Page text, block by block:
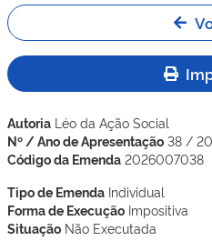
Autoria Léo da Ação Social
Nº / Ano de Apresentação 38 /
Código da Emenda 2026007038
Tipo de Emenda Individual
Forma de Execução Impositiva
Situação Não Executada